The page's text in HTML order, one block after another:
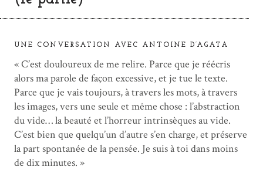
UNE CONVERSATION AVEC ANTOINE D’AGATA
« C’est douloureux de me relire. Parce que je réécris
alors ma parole de façon excessive, et je tue le texte.
Parce que je vais toujours, à travers les mots, à travers
les images, vers une seule et même chose : l’abstraction
du vide… la beauté et l’horreur intrinsèques au vide.
C’est bien que quelqu’un d’autre s’en charge, et préserve
la part spontanée de la pensée. Je suis à toi dans moins
de dix minutes. »